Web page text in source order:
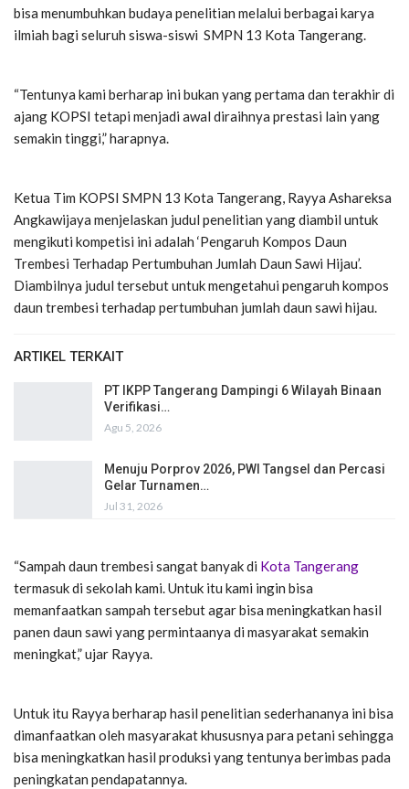
bisa menumbuhkan budaya penelitian melalui berbagai karya
ilmiah bagi seluruh siswa-siswi SMPN 13 Kota Tangerang.
“Tentunya kami berharap ini bukan yang pertama dan terakhir di
ajang KOPSI tetapi menjadi awal diraihnya prestasi lain yang
semakin tinggi,” harapnya.
Ketua Tim KOPSI SMPN 13 Kota Tangerang, Rayya Ashareksa
Angkawijaya menjelaskan judul penelitian yang diambil untuk
mengikuti kompetisi ini adalah ‘Pengaruh Kompos Daun
Trembesi Terhadap Pertumbuhan Jumlah Daun Sawi Hijau’.
Diambilnya judul tersebut untuk mengetahui pengaruh kompos
daun trembesi terhadap pertumbuhan jumlah daun sawi hijau.
ARTIKEL TERKAIT
PT IKPP Tangerang Dampingi 6 Wilayah Binaan
Verifikasi…
Agu 5, 2026
Menuju Porprov 2026, PWI Tangsel dan Percasi
Gelar Turnamen…
Jul 31, 2026
“Sampah daun trembesi sangat banyak di Kota Tangerang
termasuk di sekolah kami. Untuk itu kami ingin bisa
memanfaatkan sampah tersebut agar bisa meningkatkan hasil
panen daun sawi yang permintaanya di masyarakat semakin
meningkat,” ujar Rayya.
Untuk itu Rayya berharap hasil penelitian sederhananya ini bisa
dimanfaatkan oleh masyarakat khususnya para petani sehingga
bisa meningkatkan hasil produksi yang tentunya berimbas pada
peningkatan pendapatannya.